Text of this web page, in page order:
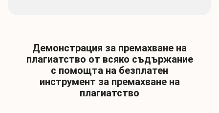
Демонстрация за премахване на
плагиатство от всяко съдържание
с помощта на безплатен
инструмент за премахване на
плагиатство